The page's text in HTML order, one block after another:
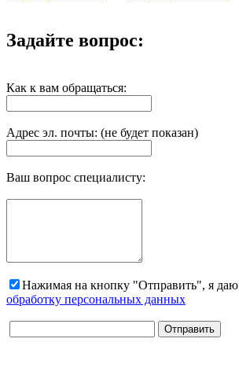
Задайте вопрос:
Как к вам обращаться:
Адрес эл. почты: (не будет показан)
Ваш вопрос специалисту:
Нажимая на кнопку "Отправить", я даю
обработку персональных данных